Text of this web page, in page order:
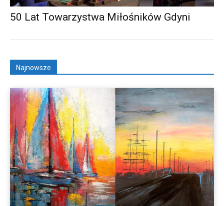
50 Lat Towarzystwa Miłośników Gdyni
Najnowsze